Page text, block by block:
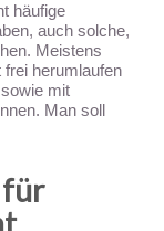
häufige
auch solche,
Meistens
herumlaufen
mit
Man soll
für